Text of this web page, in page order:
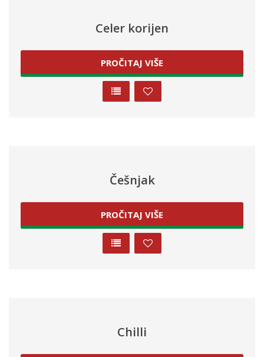
Celer korijen
PROČITAJ VIŠE
Češnjak
PROČITAJ VIŠE
Chilli